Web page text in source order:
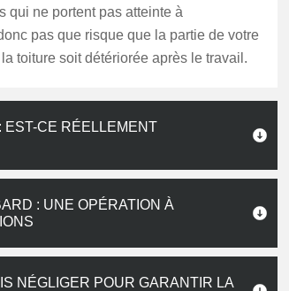
qui ne portent pas atteinte à
pas que risque que la partie de votre
toiture soit détériorée après le travail.
EST-CE RÉELLEMENT
: UNE OPÉRATION À
NÉGLIGER POUR GARANTIR LA